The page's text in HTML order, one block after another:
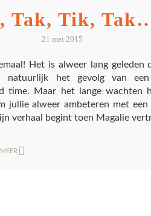
Tak, Tik,
21 mei 2015
Het is alweer lang geleden
het gevolg van een
time. Maar het lange wachten
jullie alweer ambeteren met een
verhaal begint toen Magalie